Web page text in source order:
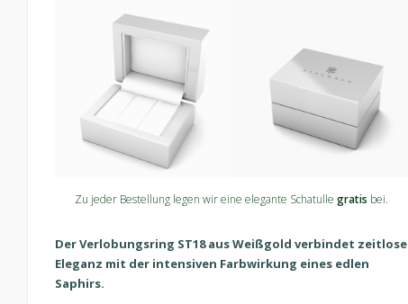
Zu jeder Bestellung legen wir eine elegante Schatullegratis bei.
Der Verlobungsring ST18 aus Weißgold verbindet zeitlose
Eleganz mit der intensiven Farbwirkung eines edlen
Saphirs.